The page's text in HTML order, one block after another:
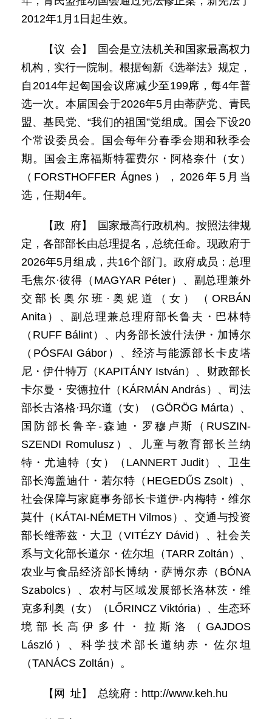
2012年1月1日起生效。
【议 会】 国会是立法机关和国家最高权力
机构，实行一院制。根据匈新《选举法》规定，
自2014年起匈国会议席减少至199席，每4年普
选一次。本届国会于2026年5月由蒂萨党、青民
盟、基民党、“我们的祖国”党组成。国会下设20
个常设委员会。国会每年分春季会期和秋季会
期。国会主席福斯特霍费尔・阿格奈什（女）
（FORSTHOFFER Ágnes），2026年5月当
选，任期4年。
【政 府】 国家最高行政机构。按照法律规
定，各部部长由总理提名，总统任命。现政府于
2026年5月组成，共16个部门。政府成员：总理
毛焦尔·彼得（MAGYAR Péter）、副总理兼外
交部长奥尔班·奥妮道（女）（ORBÁN
Anita）、副总理兼总理府部长鲁夫・巴林特
（RUFF Bálint）、内务部长波什法伊・加博尔
（PÓSFAI Gábor）、经济与能源部长卡皮塔
尼・伊什特万（KAPITÁNY István）、财政部长
卡尔曼・安德拉什（KÁRMÁN András）、司法
部长古洛格·玛尔道（女）（GÖRÖG Márta）、
国防部长鲁辛-森迪・罗穆卢斯（RUSZIN-
SZENDI Romulusz）、儿童与教育部长兰纳
特・尤迪特（女）（LANNERT Judit）、卫生
部长海盖迪什・若尔特（HEGEDŰS Zsolt）、
社会保障与家庭事务部长卡道伊-内梅特・维尔
莫什（KÁTAI-NÉMETH Vilmos）、交通与投资
部长维蒂兹・大卫（VITÉZY Dávid）、社会关
系与文化部长道尔・佐尔坦（TARR Zoltán）、
农业与食品经济部长博纳・萨博尔赤（BÓNA
Szabolcs）、农村与区域发展部长洛林茨・维
克多利奥（女）（LŐRINCZ Viktória）、生态环
境部长高伊多什・拉斯洛（GAJDOS
László）、科学技术部长道纳赤・佐尔坦
（TANÁCS Zoltán）。
【网 址】 总统府：http://www.keh.hu